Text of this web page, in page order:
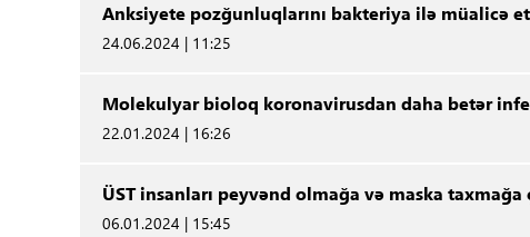
Anksiyete pozğunluqlarını bakteriya ilə müalicə
24.06.2024 | 11:25
Molekulyar bioloq koronavirusdan daha betər
22.01.2024 | 16:26
ÜST insanları peyvənd olmağa və maska taxmağa
06.01.2024 | 15:45